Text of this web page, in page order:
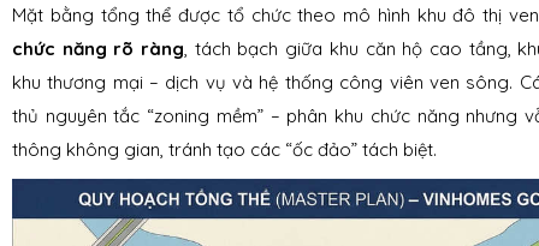
Mặt bằng tổng thể được tổ chức theo mô hình khu đô thị
chức năng rõ ràng, tách bạch giữa khu căn hộ cao tầng,
khu thương mại – dịch vụ và hệ thống công viên ven sông.
thủ nguyên tắc “zoning mềm” – phân khu chức năng nhưng
thông không gian, tránh tạo các “ốc đảo” tách biệt.